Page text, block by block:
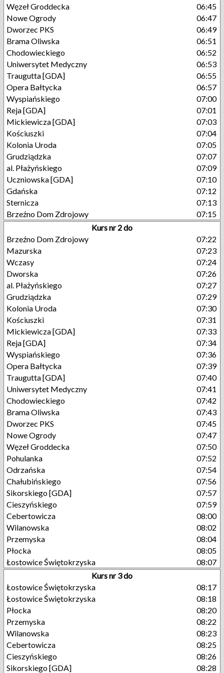
Węzeł Groddecka
06:45
Nowe Ogrody
06:47
Dworzec PKS
06:49
Brama Oliwska
06:51
Chodowieckiego
06:52
Uniwersytet Medyczny
06:53
Traugutta [GDA]
06:55
Opera Bałtycka
06:57
Wyspiańskiego
07:00
Reja [GDA]
07:01
Mickiewicza [GDA]
07:03
Kościuszki
07:04
Kolonia Uroda
07:05
Grudziądzka
07:07
al. Płażyńskiego
07:09
Uczniowska [GDA]
07:10
Gdańska
07:12
Sternicza
07:13
Brzeźno Dom Zdrojowy
07:15
Kurs nr 2 do
Brzeźno Dom Zdrojowy
07:22
Mazurska
07:23
Wczasy
07:24
Dworska
07:26
al. Płażyńskiego
07:27
Grudziądzka
07:29
Kolonia Uroda
07:30
Kościuszki
07:31
Mickiewicza [GDA]
07:33
Reja [GDA]
07:34
Wyspiańskiego
07:36
Opera Bałtycka
07:39
Traugutta [GDA]
07:40
Uniwersytet Medyczny
07:41
Chodowieckiego
07:42
Brama Oliwska
07:43
Dworzec PKS
07:45
Nowe Ogrody
07:47
Węzeł Groddecka
07:50
Pohulanka
07:52
Odrzańska
07:54
Chałubińskiego
07:56
Sikorskiego [GDA]
07:57
Cieszyńskiego
07:59
Cebertowicza
08:00
Wilanowska
08:02
Przemyska
08:04
Płocka
08:05
Łostowice Świętokrzyska
08:07
Kurs nr 3 do
Łostowice Świętokrzyska
08:17
Łostowice Świętokrzyska
08:18
Płocka
08:20
Przemyska
08:22
Wilanowska
08:23
Cebertowicza
08:25
Cieszyńskiego
08:26
Sikorskiego [GDA]
08:28